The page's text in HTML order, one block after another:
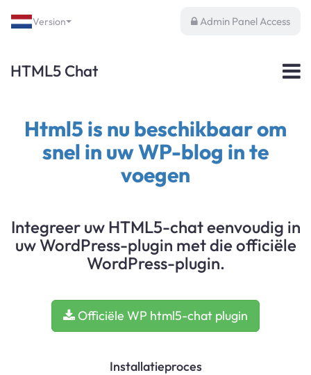
Version Admin Panel Access
HTML5 Chat
Html5 is nu beschikbaar om
snel in uw WP-blog in te
voegen
Integreer uw HTML5-chat eenvoudig in
uw WordPress-plugin met die officiële
WordPress-plugin.
Officiële WP html5-chat plugin
Installatieproces